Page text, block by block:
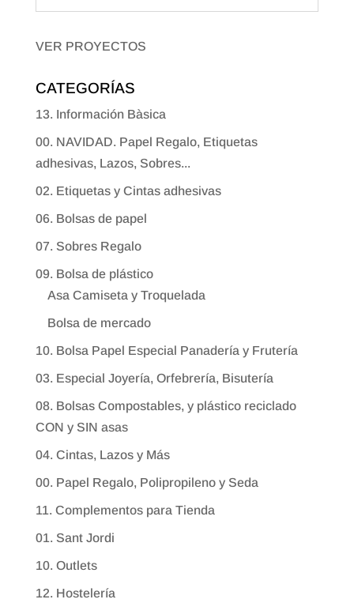
VER PROYECTOS
CATEGORÍAS
13. Información Bàsica
00. NAVIDAD. Papel Regalo, Etiquetas
adhesivas, Lazos, Sobres...
02. Etiquetas y Cintas adhesivas
06. Bolsas de papel
07. Sobres Regalo
09. Bolsa de plástico
Asa Camiseta y Troquelada
Bolsa de mercado
10. Bolsa Papel Especial Panadería y Frutería
03. Especial Joyería, Orfebrería, Bisutería
08. Bolsas Compostables, y plástico reciclado
CON y SIN asas
04. Cintas, Lazos y Más
00. Papel Regalo, Polipropileno y Seda
11. Complementos para Tienda
01. Sant Jordi
10. Outlets
12. Hostelería